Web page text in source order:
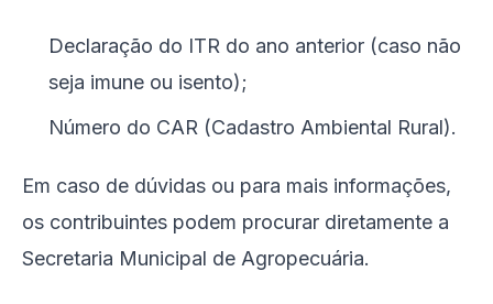
Declaração do ITR do ano anterior (caso não
seja imune ou isento);
Número do CAR (Cadastro Ambiental Rural).
Em caso de dúvidas ou para mais informações,
os contribuintes podem procurar diretamente a
Secretaria Municipal de Agropecuária.